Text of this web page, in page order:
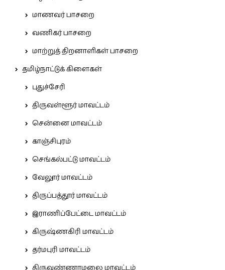
மாணவர் பாசறை
வணிகர் பாசறை
மாற்றுத் திறனாளிகள் பாசறை
தமிழ்நாட்டுக் கிளைகள்
புதுச்சேரி
திருவள்ளூர் மாவட்டம்
சென்னை மாவட்டம்
காஞ்சிபுரம்
செங்கல்பட்டு மாவட்டம்
வேலூர் மாவட்டம்
திருப்பத்தூர் மாவட்டம்
இராணிப்பேட்டை மாவட்டம்
கிருஷ்ணகிரி மாவட்டம்
தர்மபுரி மாவட்டம்